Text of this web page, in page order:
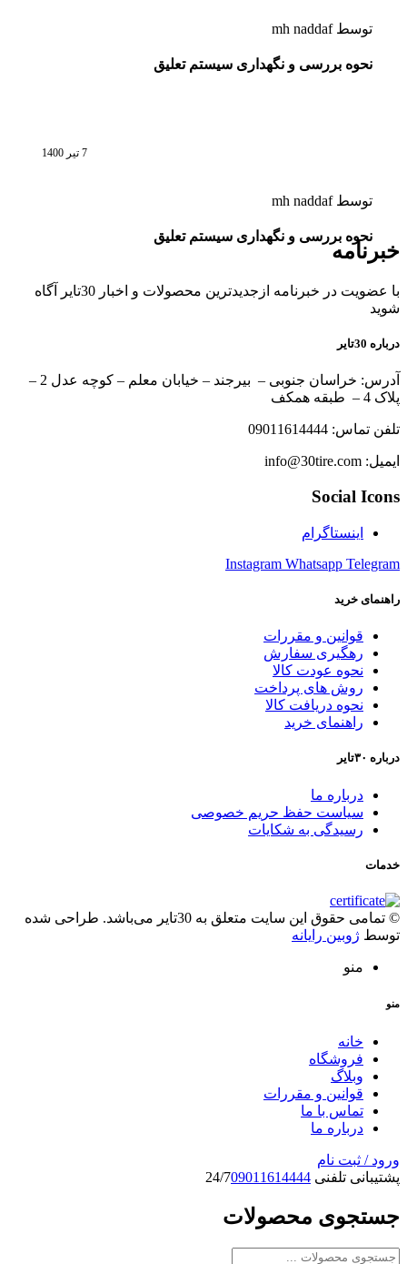
توسط mh naddaf
نحوه بررسی و نگهداری سیستم تعلیق
توسط mh naddaf
نحوه بررسی و نگهداری سیستم تعلیق
خبرنامه
با عضویت در خبرنامه ازجدیدترین محصولات و اخبار 30تایر آگاه
شوید
درباره 30تایر
آدرس: خراسان جنوبی – بیرجند – خیابان معلم – کوچه عدل 2 –
پلاک 4 – طبقه همکف
تلفن تماس: 09011614444
ایمیل: info@30tire.com
Social Icons
اینستاگرام
Instagram Whatsapp Telegram
راهنمای خرید
قوانین و مقررات
رهگیری سفارش
نحوه عودت کالا
روش های پرداخت
نحوه دریافت کالا
راهنمای خرید
درباره ۳۰تایر
درباره ما
سیاست حفظ حریم خصوصی
رسیدگی به شکایات
خدمات
© تمامی حقوق این سایت متعلق به 30تایر می‌باشد. طراحی شده
توسطژوبین رایانه
منو
منو
خانه
فروشگاه
وبلاگ
قوانین و مقررات
تماس با ما
درباره ما
ورود / ثبت نام
پشتیبانی تلفنی 24/7 09011614444
جستجوی محصولات